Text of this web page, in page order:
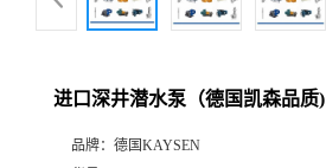
进口深井潜水泵（德国凯森品质)
品牌： 德国KAYSEN